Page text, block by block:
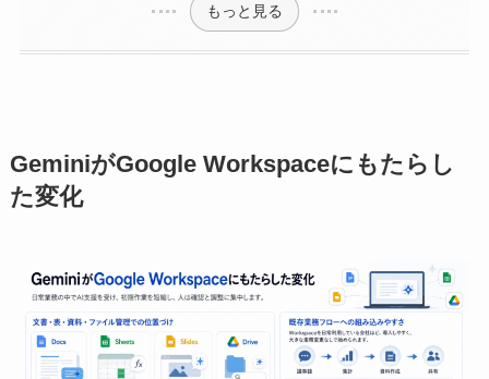
もっと見る
GeminiがGoogle Workspaceにもたらし
た変化